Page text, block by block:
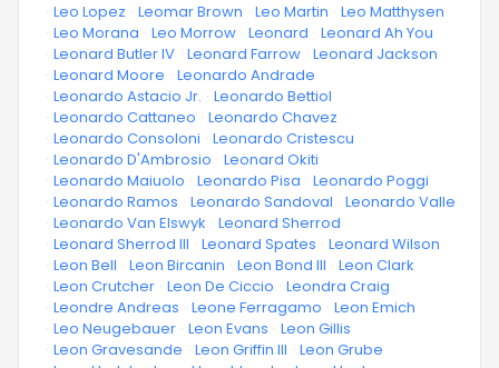
· Leo Lopez · Leomar Brown · Leo Martin · Leo Matthysen
· Leo Morana · Leo Morrow · Leonard · Leonard Ah You
· Leonard Butler IV · Leonard Farrow · Leonard Jackson
· Leonard Moore · Leonardo Andrade
· Leonardo Astacio Jr. · Leonardo Bettiol
· Leonardo Cattaneo · Leonardo Chavez
· Leonardo Consoloni · Leonardo Cristescu
· Leonardo D'Ambrosio · Leonard Okiti
· Leonardo Maiuolo · Leonardo Pisa · Leonardo Poggi
· Leonardo Ramos · Leonardo Sandoval · Leonardo Valle
· Leonardo Van Elswyk · Leonard Sherrod
· Leonard Sherrod III · Leonard Spates · Leonard Wilson
· Leon Bell · Leon Bircanin · Leon Bond III · Leon Clark
· Leon Crutcher · Leon De Ciccio · Leondra Craig
· Leondre Andreas · Leone Ferragamo · Leon Emich
· Leo Neugebauer · Leon Evans · Leon Gillis
· Leon Gravesande · Leon Griffin III · Leon Grube